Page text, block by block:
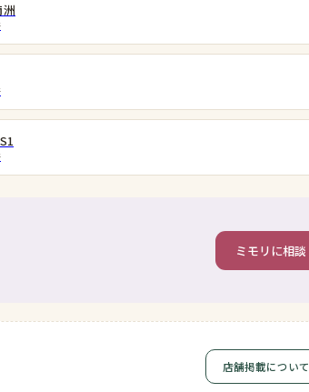
洲
ミモリに相談
店舗掲載について